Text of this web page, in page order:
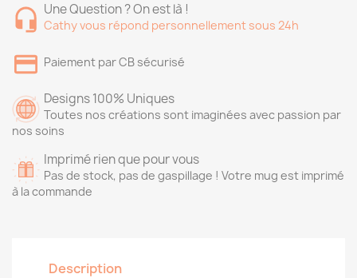
Une Question ? On est là !
Cathy vous répond personnellement sous 24h
Paiement par CB sécurisé
Designs 100% Uniques
Toutes nos créations sont imaginées avec passion par
nos soins
Imprimé rien que pour vous
Pas de stock, pas de gaspillage ! Votre mug est imprimé
à la commande
Description